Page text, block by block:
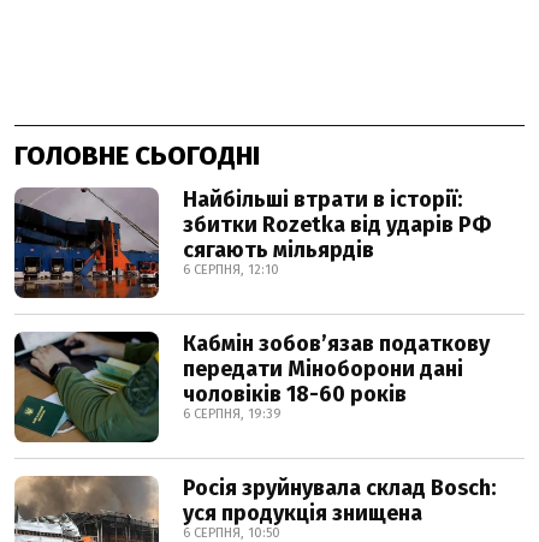
ГОЛОВНЕ СЬОГОДНІ
Найбільші втрати в історії:
збитки Rozetka від ударів РФ
сягають мільярдів
6 СЕРПНЯ, 12:10
Кабмін зобовʼязав податкову
передати Міноборони дані
чоловіків 18-60 років
6 СЕРПНЯ, 19:39
Росія зруйнувала склад Bosch:
уся продукція знищена
6 СЕРПНЯ, 10:50